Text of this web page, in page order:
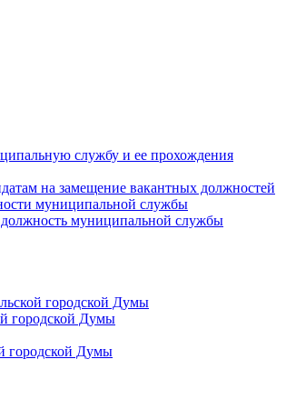
службу и ее прохождения
на замещение вакантных должностей
муниципальной службы
муниципальной службы
городской Думы
городской Думы
городской Думы